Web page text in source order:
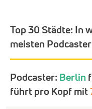
Top 30 Städte: In
meisten
Podcaster: Berlin
führt pro Kopf mit